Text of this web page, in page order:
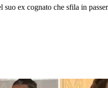
ex cognato che sfila in